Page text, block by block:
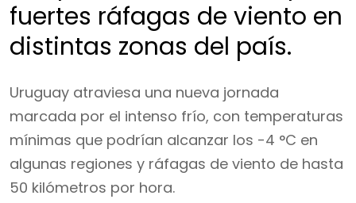
fuertes ráfagas de viento en
distintas zonas del país.
Uruguay atraviesa una nueva jornada
marcada por el intenso frío, con temperaturas
mínimas que podrían alcanzar los -4 °C en
algunas regiones y ráfagas de viento de hasta
50 kilómetros por hora.